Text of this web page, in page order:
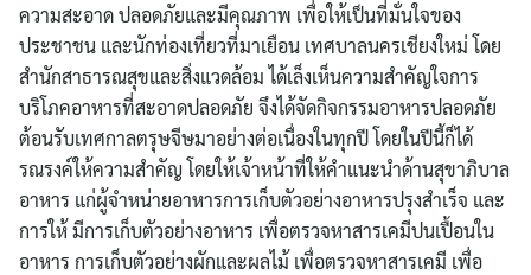
ความสะอาด ปลอดภัยและมีคุณภาพ เพื่อให้เป็นที่มั่นใจของ
ประชาชน และนักท่องเที่ยวที่มาเยือน เทศบาลนครเชียงใหม่ โดย
สำนักสาธารณสุขและสิ่งแวดล้อม ได้เล็งเห็นความสำคัญใจการ
บริโภคอาหารที่สะอาดปลอดภัย จึงได้จัดกิจกรรมอาหารปลอดภัย
ต้อนรับเทศกาลตรุษจีษมาอย่างต่อเนื่องในทุกปี โดยในปีนี้ก็ได้
รณรงค์ให้ความสำคัญ โดยให้เจ้าหน้าที่ให้คำแนะนำด้านสุขาภิบาล
อาหาร แก่ผู้จำหน่ายอาหารการเก็บตัวอย่างอาหารปรุงสำเร็จ และ
การให้ มีการเก็บตัวอย่างอาหาร เพื่อตรวจหาสารเคมีปนเปื้อนใน
อาหาร การเก็บตัวอย่างผักและผลไม้ เพื่อตรวจหาสารเคมี เพื่อ